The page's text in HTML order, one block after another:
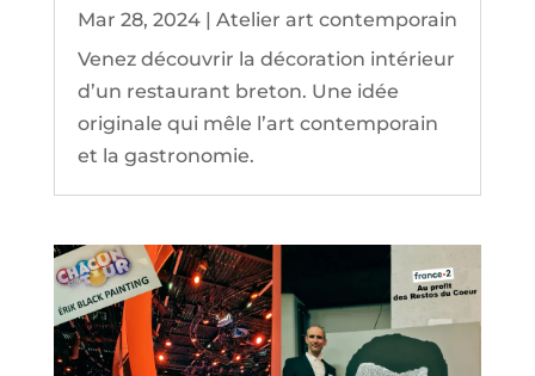
Mar 28, 2024| Atelier art contemporain
Venez découvrir la décoration intérieur
d’un restaurant breton. Une idée
originale qui mêle l’art contemporain
et la gastronomie.